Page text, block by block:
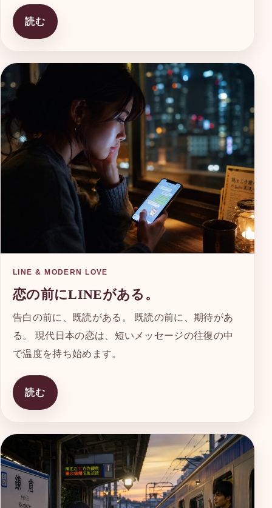
読む
LINE & MODERN LOVE
恋の前にLINEがある。
告白の前に、既読がある。 既読の前に、期待があ
る。 現代日本の恋は、短いメッセージの往復の中
で温度を持ち始めます。
読む